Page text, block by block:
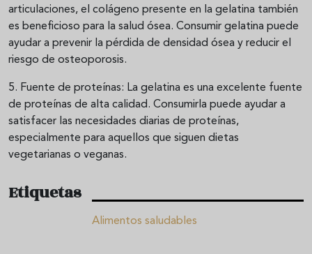
articulaciones, el colágeno presente en la gelatina también
es beneficioso para la salud ósea. Consumir gelatina puede
ayudar a prevenir la pérdida de densidad ósea y reducir el
riesgo de osteoporosis.
5. Fuente de proteínas: La gelatina es una excelente fuente
de proteínas de alta calidad. Consumirla puede ayudar a
satisfacer las necesidades diarias de proteínas,
especialmente para aquellos que siguen dietas
vegetarianas o veganas.
Etiquetas
Alimentos saludables